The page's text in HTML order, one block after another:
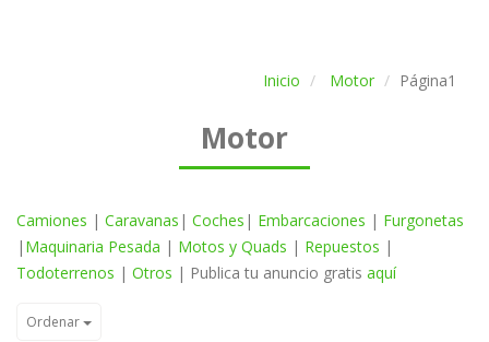
Inicio Motor Página1
Motor
Camiones | Caravanas | Coches | Embarcaciones | Furgonetas
| Maquinaria Pesada | Motos y Quads | Repuestos |
Todoterrenos | Otros | Publica tu anuncio gratis aquí
Ordenar